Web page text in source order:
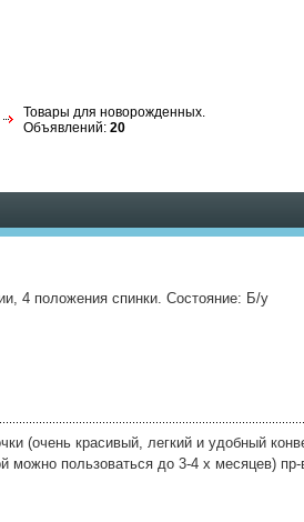
Товары для новорожденных.
Объявлений: 20
4 положения спинки. Состояние: Б/у
(очень красивый, легкий и удобный
можно пользоваться до 3-4 х месяцев)